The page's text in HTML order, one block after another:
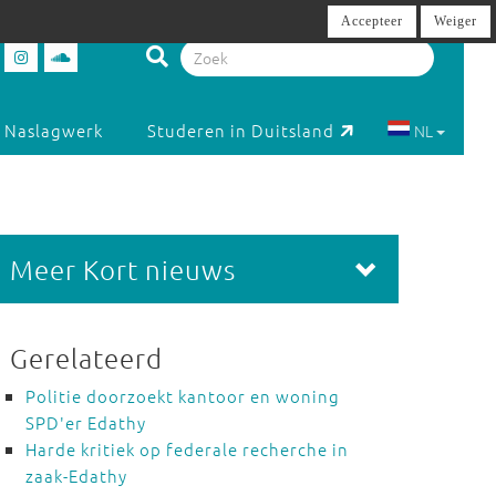
Naslagwerk Studeren in Duitsland NL
Meer Kort nieuws
Gerelateerd
Politie doorzoekt kantoor en woning
SPD'er Edathy
Harde kritiek op federale recherche in
zaak-Edathy
Accepteer Weiger